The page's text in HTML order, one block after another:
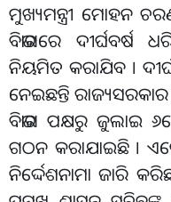
ମୁଖ୍ୟମନ୍ତ୍ରୀ ମୋହନ
ବିଭାଗରେ ଦୀର୍ଘବର୍ଷ
ନିୟମିତ କରାଯିବ ।
ନେଇଛନ୍ତି
ବିଭାଗ ପକ୍ଷରୁ ଜୁଲାଇ
ଗଠନ କରାଯାଇଛି ।
ନିର୍ଦ୍ଦେଶନାମା ଜାରି